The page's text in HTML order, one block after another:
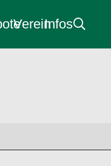
VereinInfos